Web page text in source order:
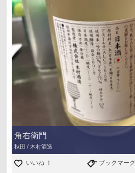
角右衛門
秋田 / 木村酒造
いいね ！ ブックマーク